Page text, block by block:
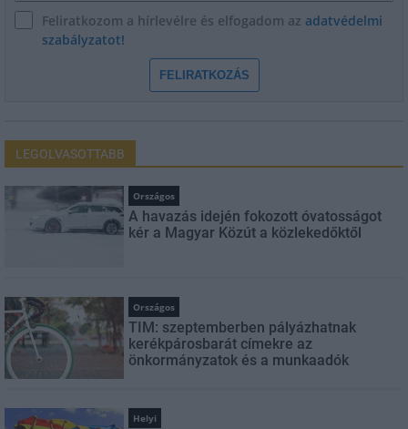
Feliratkozom a hírlevélre és elfogadom az adatvédelmi
szabályzatot!
FELIRATKOZÁS
LEGOLVASOTTABB
Országos
A havazás idején fokozott óvatosságot
kér a Magyar Közút a közlekedőktől
Országos
TIM: szeptemberben pályázhatnak
kerékpárosbarát címekre az
önkormányzatok és a munkaadók
Helyi